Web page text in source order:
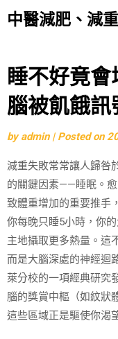
中醫減肥、減
Skip
to
content
睡不好竟
腦被飢餓訊
byadmin | Posted on
減重失敗常常讓人歸咎
的關鍵因素——睡眠。
致體重增加的重要推手
你每晚只睡5小時，你
主地攝取更多熱量。這
而是大腦深處的神經迴
萊分校的一項經典研究
腦的獎賞中樞（如紋狀
這些區域正是驅使你渴